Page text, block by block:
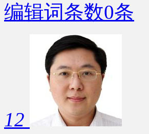
编辑词条数0条
12